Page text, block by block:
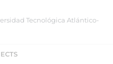
Tecnológica Atlántico-